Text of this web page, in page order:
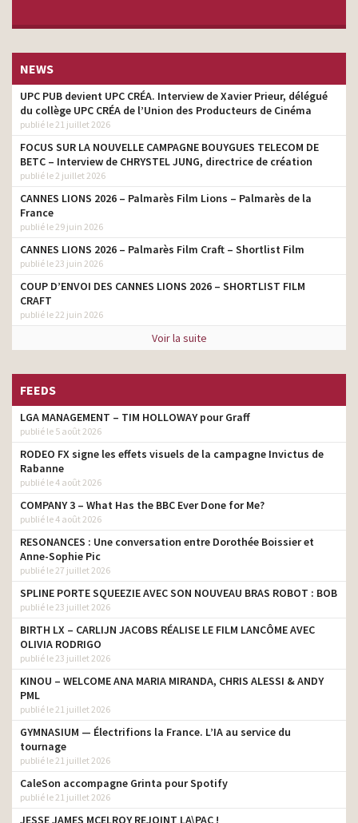
NEWS
UPC PUB devient UPC CRÉA. Interview de Xavier Prieur, délégué
du collège UPC CRÉA de l’Union des Producteurs de Cinéma
publié le 21 juillet 2026
FOCUS SUR LA NOUVELLE CAMPAGNE BOUYGUES TELECOM DE
BETC – Interview de CHRYSTEL JUNG, directrice de création
publié le 2 juillet 2026
CANNES LIONS 2026 – Palmarès Film Lions – Palmarès de la
France
publié le 29 juin 2026
CANNES LIONS 2026 – Palmarès Film Craft – Shortlist Film
publié le 23 juin 2026
COUP D’ENVOI DES CANNES LIONS 2026 – SHORTLIST FILM
CRAFT
publié le 22 juin 2026
Voir la suite
FEEDS
LGA MANAGEMENT – TIM HOLLOWAY pour Graff
publié le 5 août 2026
RODEO FX signe les effets visuels de la campagne Invictus de
Rabanne
publié le 4 août 2026
COMPANY 3 – What Has the BBC Ever Done for Me?
publié le 4 août 2026
RESONANCES : Une conversation entre Dorothée Boissier et
Anne-Sophie Pic
publié le 27 juillet 2026
SPLINE PORTE SQUEEZIE AVEC SON NOUVEAU BRAS ROBOT : BOB
publié le 23 juillet 2026
BIRTH LX – CARLIJN JACOBS RÉALISE LE FILM LANCÔME AVEC
OLIVIA RODRIGO
publié le 23 juillet 2026
KINOU – WELCOME ANA MARIA MIRANDA, CHRIS ALESSI & ANDY
PML
publié le 21 juillet 2026
GYMNASIUM — Électrifions la France. L’IA au service du
tournage
publié le 21 juillet 2026
CaleSon accompagne Grinta pour Spotify
publié le 21 juillet 2026
JESSE JAMES MCELROY REJOINT LA\PAC !